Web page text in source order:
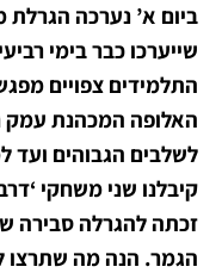
ביום א’ נערכה הגרלת
שייערכו כבר בימי
התלמידים צפויים
האלופה המכהנת עמק
לשלבים הגבוהים
קיבלנו שני משחקי
זכתה להגרלה סבירה
הגמר. הנה מה